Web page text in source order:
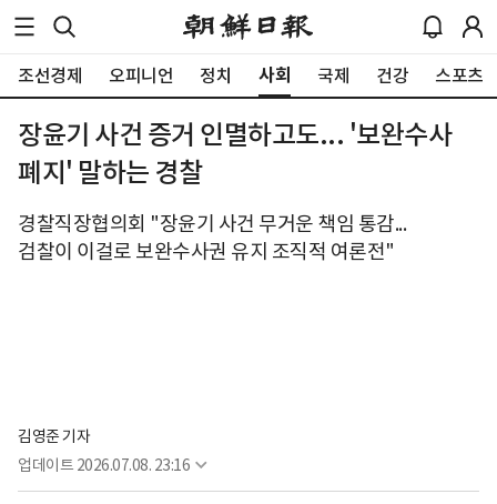
조선경제 오피니언 정치 사회 국제 건강 스포츠
장윤기 사건 증거 인멸하고도... '보완수사
폐지' 말하는 경찰
경찰직장협의회 "장윤기 사건 무거운 책임 통감...
검찰이 이걸로 보완수사권 유지 조직적 여론전"
김영준 기자
업데이트 2026.07.08. 23:16